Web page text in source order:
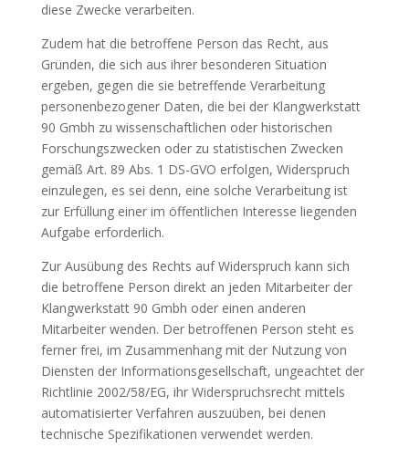
diese Zwecke verarbeiten.
Zudem hat die betroffene Person das Recht, aus
Gründen, die sich aus ihrer besonderen Situation
ergeben, gegen die sie betreffende Verarbeitung
personenbezogener Daten, die bei der Klangwerkstatt
90 Gmbh zu wissenschaftlichen oder historischen
Forschungszwecken oder zu statistischen Zwecken
gemäß Art. 89 Abs. 1 DS-GVO erfolgen, Widerspruch
einzulegen, es sei denn, eine solche Verarbeitung ist
zur Erfüllung einer im öffentlichen Interesse liegenden
Aufgabe erforderlich.
Zur Ausübung des Rechts auf Widerspruch kann sich
die betroffene Person direkt an jeden Mitarbeiter der
Klangwerkstatt 90 Gmbh oder einen anderen
Mitarbeiter wenden. Der betroffenen Person steht es
ferner frei, im Zusammenhang mit der Nutzung von
Diensten der Informationsgesellschaft, ungeachtet der
Richtlinie 2002/58/EG, ihr Widerspruchsrecht mittels
automatisierter Verfahren auszuüben, bei denen
technische Spezifikationen verwendet werden.